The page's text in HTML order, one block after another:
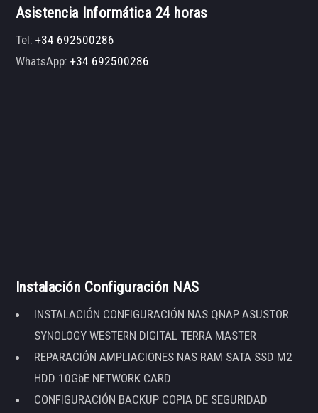
Asistencia Informática 24 horas
Tel:+34 692500286
WhatsApp:+34 692500286
Instalación Configuración NAS
INSTALACIÓN CONFIGURACIÓN NAS QNAP ASUSTOR
SYNOLOGY WESTERN DIGITAL TERRA MASTER
REPARACIÓN AMPLIACIONES NAS RAM SATA SSD M2
HDD 10GbE NETWORK CARD
CONFIGURACIÓN BACKUP COPIA DE SEGURIDAD